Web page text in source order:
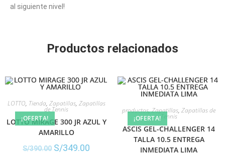
al siguiente nivel!
Productos relacionados
¡OFERTA!
LOTTO, Tienda, Zapatillas, Zapatillas
de Tennis
LOTTO MIRAGE 300 JR AZUL Y
AMARILLO
S/390.00 S/349.00
¡OFERTA!
productos,Zapatillas, Zapatillas de
Tennis
ASCIS GEL-CHALLENGER 14
TALLA 10.5 ENTREGA
INMEDIATA LIMA